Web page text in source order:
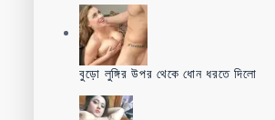
বুড়ো লুঙ্গির উপর থেকে ধোন ধরতে দিলো